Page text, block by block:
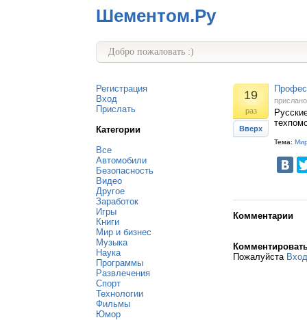
Шементом.Ру
Добро пожаловать :)
Регистрация
Вход
Прислать
Категории
Все
Автомобили
Безопасность
Видео
Другое
Заработок
Игры
Книги
Мир и бизнес
Музыка
Наука
Программы
Развлечения
Спорт
Технологии
Фильмы
Юмор
19
раз
Вверх
Тема:
Комментарии
Пожалуйста Вход